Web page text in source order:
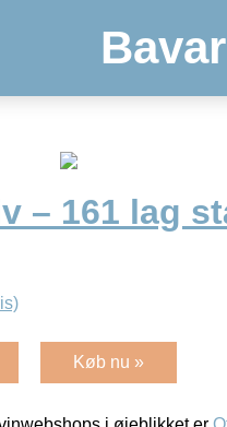
– 161 lag
Køb nu »